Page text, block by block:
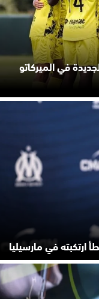
في الميركاتو
ارتكبته في مارسيليا